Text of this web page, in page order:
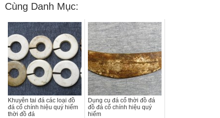
Cùng Danh Mục:
Khuyên tai đá các loại đồ
đá cổ chính hiệu quý hiếm
thời đồ đá
Dụng cụ đá cổ thời đồ đá
đồ đá cổ chính hiệu quý
hiếm